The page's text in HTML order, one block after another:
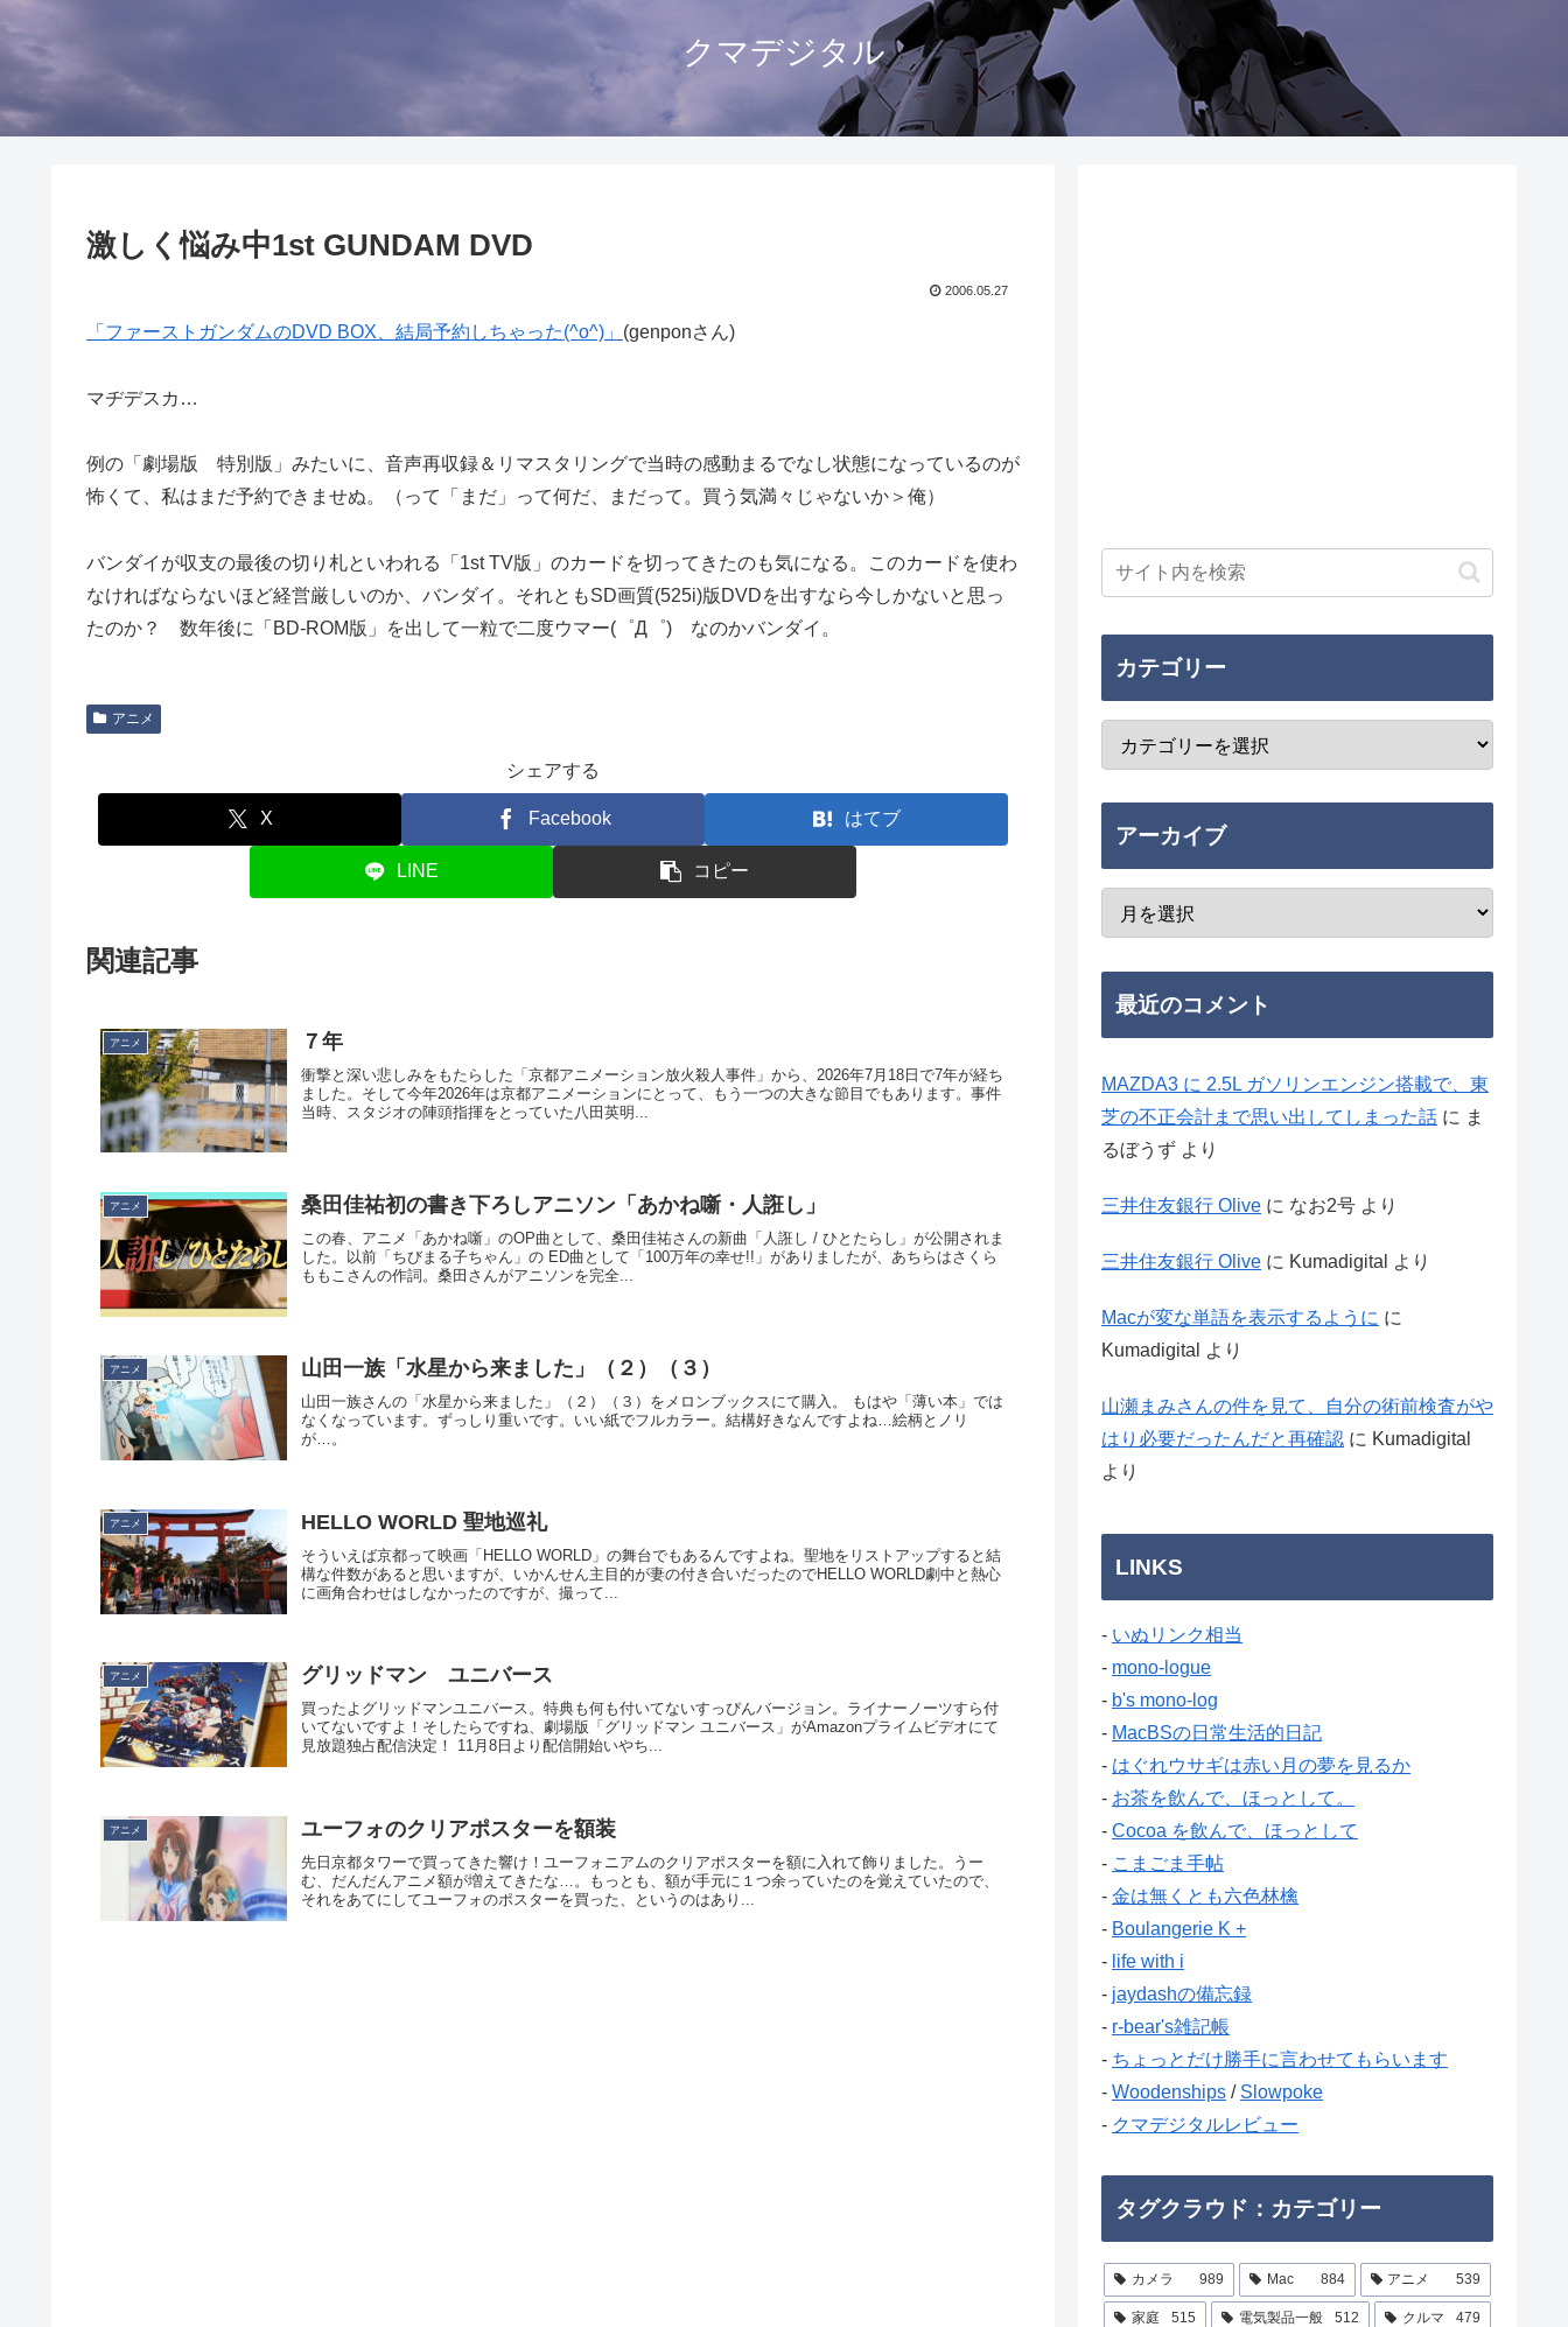
クマデジタル
激しく悩み中1st GUNDAM DVD
2006.05.27
「ファーストガンダムのDVD BOX、結局予約しちゃった(^o^)」 (genponさん)
マヂデスカ…
例の「劇場版 特別版」みたいに、音声再収録＆リマスタリングで当時の感動まるでなし状態になっているのが
怖くて、私はまだ予約できませぬ。（って「まだ」って何だ、まだって。買う気満々じゃないか＞俺）
バンダイが収支の最後の切り札といわれる「1st TV版」のカードを切ってきたのも気になる。このカードを使わ
なければならないほど経営厳しいのか、バンダイ。それともSD画質(525i)版DVDを出すなら今しかないと思っ
たのか？ 数年後に「BD-ROM版」を出して一粒で二度ウマー(゜Д゜) なのかバンダイ。
アニメ
シェアする
X Facebook はてブ
LINE コピー
関連記事
アニメ ７年
衝撃と深い悲しみをもたらした「京都アニメーション放火殺人事件」から、2026年7月18日で7年が経ち
ました。そして今年2026年は京都アニメーションにとって、もう一つの大きな節目でもあります。事件
当時、スタジオの陣頭指揮をとっていた八田英明...
アニメ 桑田佳祐初の書き下ろしアニソン「あかね噺・人誑し」
この春、アニメ「あかね噺」のOP曲として、桑田佳祐さんの新曲「人誑し / ひとたらし」が公開されま
した。以前「ちびまる子ちゃん」の ED曲として「100万年の幸せ!!」がありましたが、あちらはさくら
ももこさんの作詞。桑田さんがアニソンを完全...
アニメ 山田一族「水星から来ました」（２）（３）
山田一族さんの「水星から来ました」（２）（３）をメロンブックスにて購入。 もはや「薄い本」では
なくなっています。ずっしり重いです。いい紙でフルカラー。結構好きなんですよね…絵柄とノリ
が…。
アニメ HELLO WORLD 聖地巡礼
そういえば京都って映画「HELLO WORLD」の舞台でもあるんですよね。聖地をリストアップすると結
構な件数があると思いますが、いかんせん主目的が妻の付き合いだったのでHELLO WORLD劇中と熱心
に画角合わせはしなかったのですが、撮って...
アニメ グリッドマン ユニバース
買ったよグリッドマンユニバース。特典も何も付いてないすっぴんバージョン。ライナーノーツすら付
いてないですよ！そしたらですね、劇場版「グリッドマン ユニバース」がAmazonプライムビデオにて
見放題独占配信決定！ 11月8日より配信開始いやち...
アニメ ユーフォのクリアポスターを額装
先日京都タワーで買ってきた響け！ユーフォニアムのクリアポスターを額に入れて飾りました。うー
む、だんだんアニメ額が増えてきたな…。もっとも、額が手元に１つ余っていたのを覚えていたので、
それをあてにしてユーフォのポスターを買った、というのはあり...
カテゴリー
アーカイブ
最近のコメント
MAZDA3 に 2.5L ガソリンエンジン搭載で、東
芝の不正会計まで思い出してしまった話 に ま
るぼうず より
三井住友銀行 Olive に なお2号 より
三井住友銀行 Olive に Kumadigital より
Macが変な単語を表示するように に
Kumadigital
より
山瀬まみさんの件を見て、自分の術前検査がや
はり必要だったんだと再確認 に Kumadigital
より
LINKS
- いぬリンク相当
- mono-logue
- b's mono-log
- MacBSの日常生活的日記
- はぐれウサギは赤い月の夢を見るか
- お茶を飲んで、ほっとして。
- Cocoa を飲んで、ほっとして
- こまごま手帖
- 金は無くとも六色林檎
- Boulangerie K +
- life with i
- jaydashの備忘録
- r-bear's雑記帳
- ちょっとだけ勝手に言わせてもらいます
- Woodenships / Slowpoke
- クマデジタルレビュー
タグクラウド：カテゴリー
カメラ 989 Mac 884 アニメ 539
家庭 515 電気製品一般 512 クルマ 479